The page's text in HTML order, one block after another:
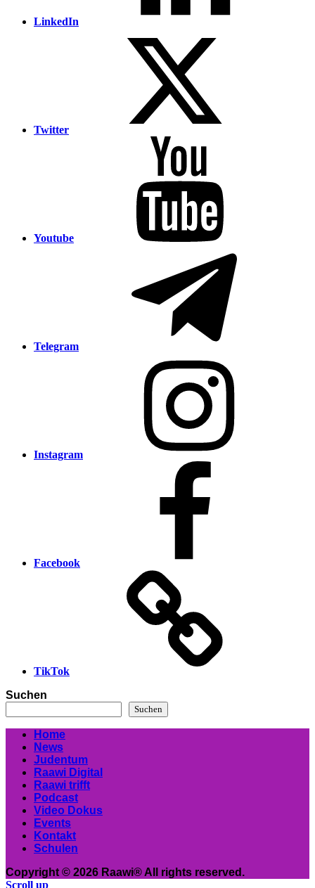
LinkedIn
Twitter
Youtube
Telegram
Instagram
Facebook
TikTok
Suchen
Suchen
Home
News
Judentum
Raawi Digital
Raawi trifft
Podcast
Video Dokus
Events
Kontakt
Schulen
Copyright © 2026 Raawi® All rights reserved.
Scroll up